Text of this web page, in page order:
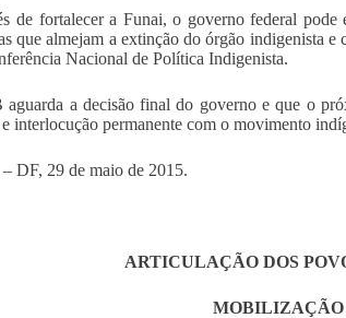
de fortalecer a Funai, o governo federal pode
que almejam a extinção do órgão indigenista
Nacional de Política Indigenista.
a decisão final do governo e que o
interlocução permanente com o movimento
DF, 29 de maio de 2015.
ARTICULAÇÃO DOS